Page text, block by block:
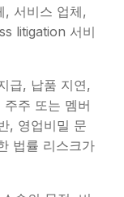
, 서비스 업체,
litigation 서비
급, 납품 지연,
주 또는 멤버
, 영업비밀 문
법률 리스크가